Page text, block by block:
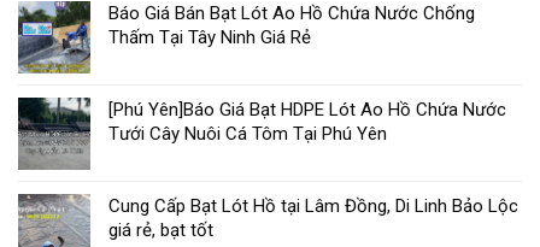
Báo Giá Bán Bạt Lót Ao Hồ Chứa Nước Chống
Thấm Tại Tây Ninh Giá Rẻ
[Phú Yên]Báo Giá Bạt HDPE Lót Ao Hồ Chứa Nước
Tưới Cây Nuôi Cá Tôm Tại Phú Yên
Cung Cấp Bạt Lót Hồ tại Lâm Đồng, Di Linh Bảo Lộc
giá rẻ, bạt tốt